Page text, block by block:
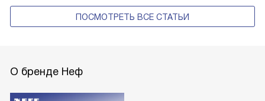
ПОСМОТРЕТЬ ВСЕ СТАТЬИ
О бренде Неф